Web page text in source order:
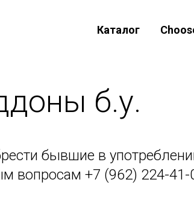
Каталог
б.у.
бывшие в
вопросам +7 (962) 224-41-